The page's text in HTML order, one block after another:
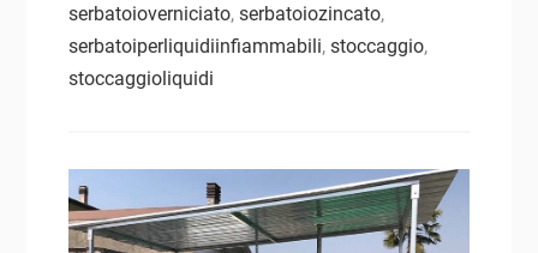
serbatoioverniciato, serbatoiozincato,
serbatoiperliquidiinfiammabili, stoccaggio,
stoccaggioliquidi